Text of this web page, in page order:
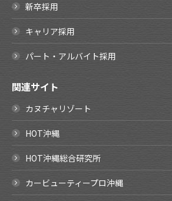
新卒採用
キャリア採用
パート・アルバイト採用
関連サイト
カヌチャリゾート
HOT沖縄
HOT沖縄総合研究所
カービューティープロ沖縄